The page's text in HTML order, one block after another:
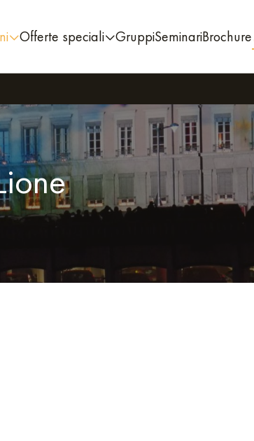
Offerte speciali GruppiSeminariBrochure